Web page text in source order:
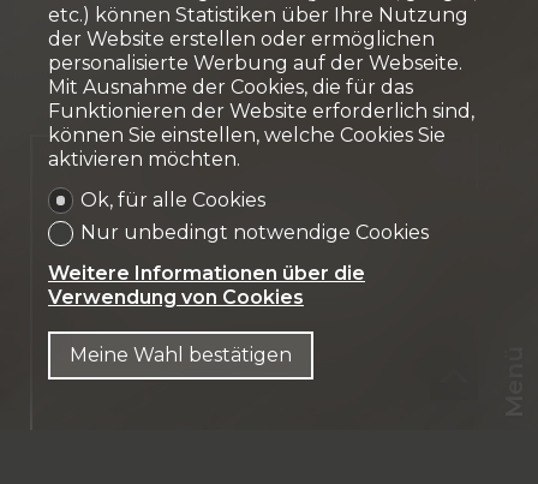
Verkauft
Eigentumswohnung
Farvagny-le-Petit
etc.) können Statistiken über Ihre Nutzung
der Website erstellen oder ermöglichen
personalisierte Werbung auf der Webseite.
Mit Ausnahme der Cookies, die für das
Funktionieren der Website erforderlich sind,
können Sie einstellen, welche Cookies Sie
aktivieren möchten.
Ok, für alle Cookies
Nur unbedingt notwendige Cookies
Weitere Informationen über die
Verwendung von Cookies
Meine Wahl bestätigen